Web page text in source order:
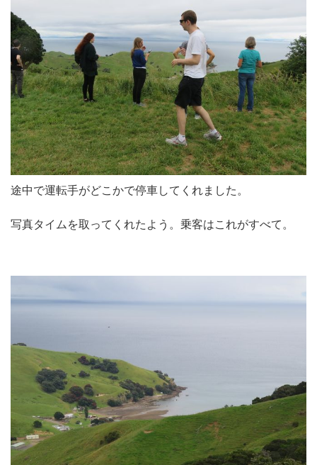
途中で運転手がどこかで停車してくれました。
写真タイムを取ってくれたよう。乗客はこれがすべて。